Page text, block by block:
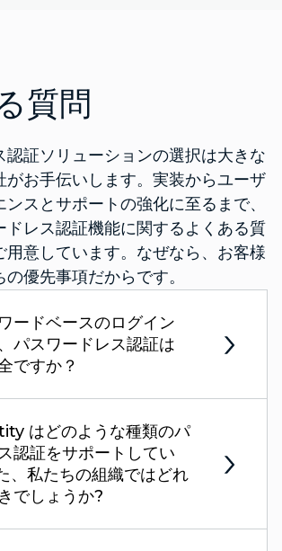
質問
認証ソリューションの選択は大きな
がお手伝いします。実装からユーザ
スとサポートの強化に至るまで、
ドレス認証機能に関するよくある質
用意しています。なぜなら、お客様
優先事項だからです。
ードベースのログイン
パスワードレス認証は
ですか？
はどのような種類のパ
認証をサポートしてい
、私たちの組織ではどれ
でしょうか?